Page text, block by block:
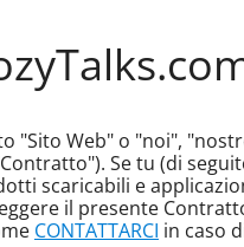
"Sito Web" o "noi",
Se tu (di
scaricabili e
il presente
CONTATTARCI in caso